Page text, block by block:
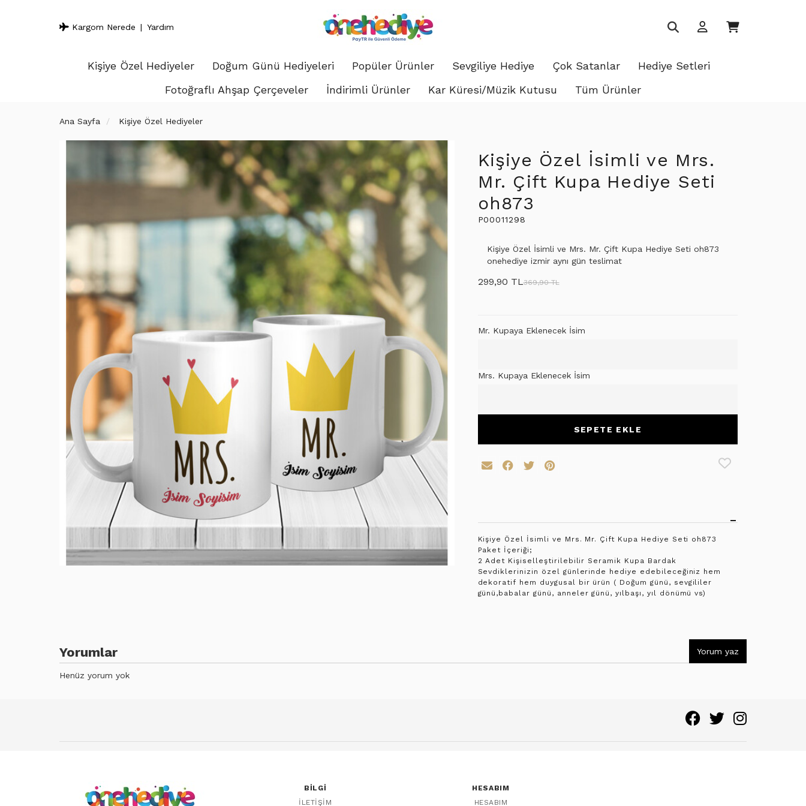
Kargom Nerede Yardım
Kişiye Özel Hediyeler Doğum Günü Hediyeleri Popüler Ürünler Sevgiliye Hediye Çok Satanlar
Hediye Setleri
Fotoğraflı Ahşap Çerçeveler
İndirimli Ürünler Kar Küresi/Müzik Kutusu Tüm Ürünler
Ana Sayfa Kişiye Özel Hediyeler
Kişiye Özel İsimli ve Mrs.
Mr. Çift Kupa Hediye Seti
oh873
P00011298
Kişiye Özel İsimli ve Mrs. Mr. Çift Kupa Hediye Seti oh873
onehediye izmir aynı gün teslimat
299,90 TL369,90 TL
Mr. Kupaya Eklenecek İsim
Mrs. Kupaya Eklenecek İsim
SEPETE EKLE
Kişiye Özel İsimli ve Mrs. Mr. Çift Kupa Hediye Seti oh873
Paket İçeriği;
2 Adet Kişiselleştirilebilir Seramik Kupa Bardak
Sevdiklerinizin özel günlerinde hediye edebileceğiniz hem
dekoratif hem duygusal bir ürün ( Doğum günü, sevgililer
günü,babalar günü, anneler günü, yılbaşı, yıl dönümü vs)
Yorumlar Yorum yaz
Henüz yorum yok
BILGI
İLETIŞIM
HESABIM
HESABIM